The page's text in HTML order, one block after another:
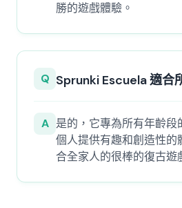
勝的遊戲體驗。
Q Sprunki Escuela 適合
A 是的，它專為所有年齡段
個人提供有趣和創造性的
合全家人的很棒的復古遊